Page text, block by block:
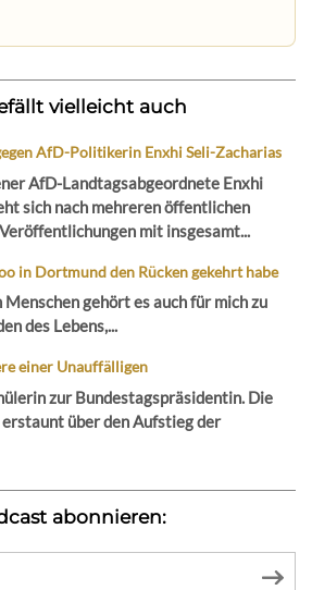
vielleicht auch
AfD-Politikerin Enxhi Seli-Zacharias
AfD-Landtagsabgeordnete Enxhi
sich nach mehreren öffentlichen
mit insgesamt...
in Dortmund den Rücken gekehrt habe
gehört es auch für mich zu
des Lebens,...
einer Unauffälligen
zur Bundestagspräsidentin. Die
über den Aufstieg der
abonnieren: